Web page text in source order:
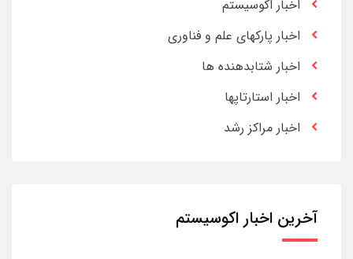
اخبار اکوسیستم
اخبار پارکهای علم و فناوری
اخبار شتابدهنده ها
اخبار استارتاپها
اخبار مراکز رشد
آخرین اخبار اکوسیستم